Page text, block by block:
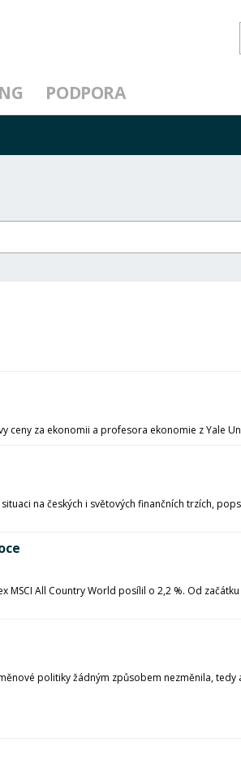
PODPORA
ceny za ekonomii a profesora ekonomie z Yale
na českých i světových finančních trzích,
All Country World posílil o 2,2 %. Od
politiky žádným způsobem nezměnila, tedy